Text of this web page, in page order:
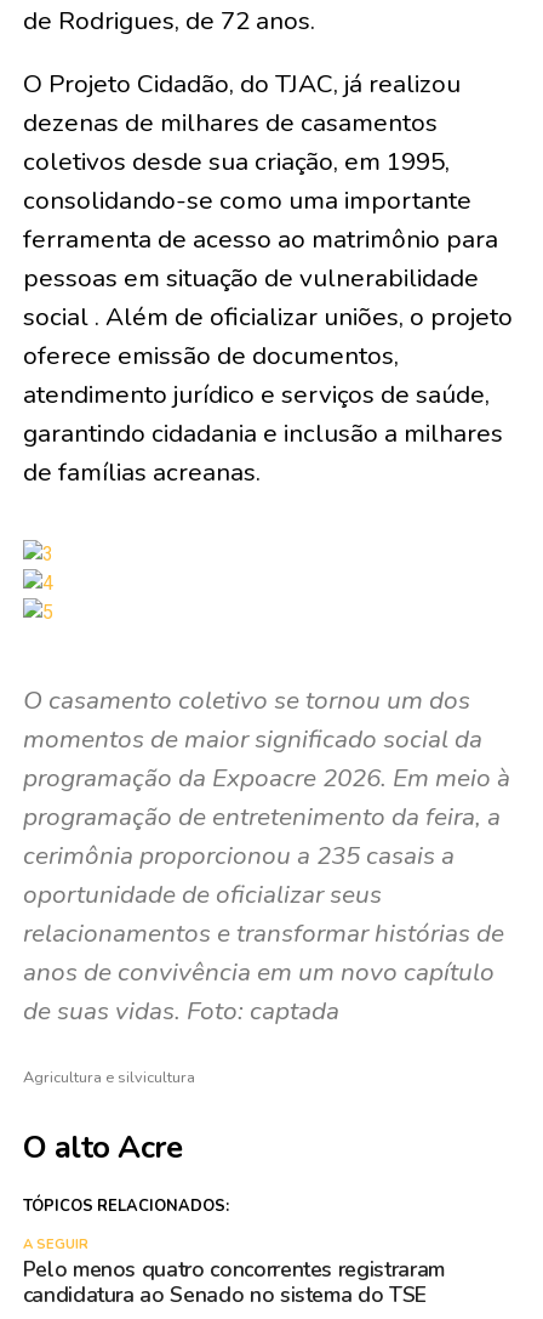
de Rodrigues, de 72 anos.
O Projeto Cidadão, do TJAC, já realizou
dezenas de milhares de casamentos
coletivos desde sua criação, em 1995,
consolidando-se como uma importante
ferramenta de acesso ao matrimônio para
pessoas em situação de vulnerabilidade
social . Além de oficializar uniões, o projeto
oferece emissão de documentos,
atendimento jurídico e serviços de saúde,
garantindo cidadania e inclusão a milhares
de famílias acreanas.
O casamento coletivo se tornou um dos
momentos de maior significado social da
programação da Expoacre 2026. Em meio à
programação de entretenimento da feira, a
cerimônia proporcionou a 235 casais a
oportunidade de oficializar seus
relacionamentos e transformar histórias de
anos de convivência em um novo capítulo
de suas vidas. Foto: captada
Agricultura e silvicultura
O alto Acre
TÓPICOS RELACIONADOS:
A SEGUIR
Pelo menos quatro concorrentes registraram
candidatura ao Senado no sistema do TSE